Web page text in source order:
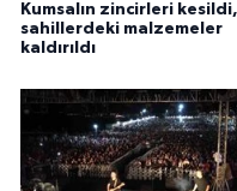
Kumsalın zincirleri kesildi,
sahillerdeki malzemeler
kaldırıldı